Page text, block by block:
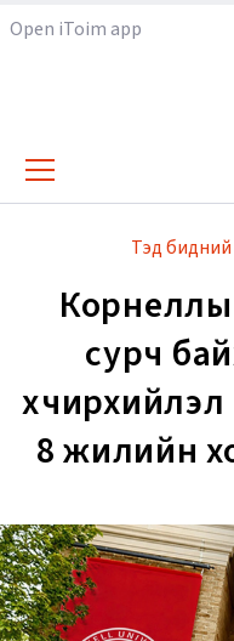
Open iToim app
Тэд бидний
сурч
хүчирхийлэл
8 жилийн